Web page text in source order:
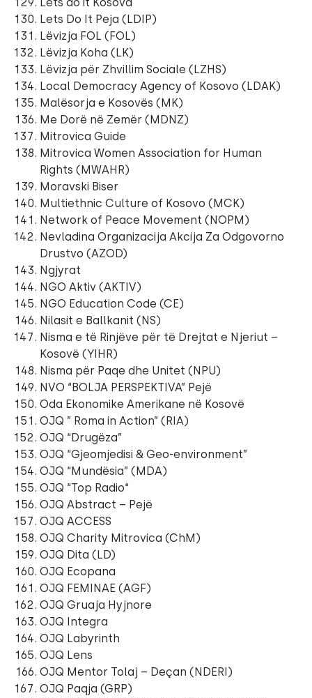
Lets Do It Peja (LDIP)
Lëvizja FOL (FOL)
Lëvizja Koha (LK)
Lëvizja për Zhvillim Sociale (LZHS)
Local Democracy Agency of Kosovo (LDAK)
Malësorja e Kosovës (MK)
Me Dorë në Zemër (MDNZ)
Mitrovica Guide
Mitrovica Women Association for Human
Rights (MWAHR)
Moravski Biser
Multiethnic Culture of Kosovo (MCK)
Network of Peace Movement (NOPM)
Nevladina Organizacija Akcija Za Odgovorno
Drustvo (AZOD)
Ngjyrat
NGO Aktiv (AKTIV)
NGO Education Code (CE)
Nilasit e Ballkanit (NS)
Nisma e të Rinjëve për të Drejtat e Njeriut –
Kosovë (YIHR)
Nisma për Paqe dhe Unitet (NPU)
NVO “BOLJA PERSPEKTIVA” Pejë
Oda Ekonomike Amerikane në Kosovë
OJQ ” Roma in Action” (RIA)
OJQ “Drugëza”
OJQ “Gjeomjedisi & Geo-environment”
OJQ “Mundësia” (MDA)
OJQ “Top Radio“
OJQ Abstract – Pejë
OJQ ACCESS
OJQ Charity Mitrovica (ChM)
OJQ Dita (LD)
OJQ Ecopana
OJQ FEMINAE (AGF)
OJQ Gruaja Hyjnore
OJQ Integra
OJQ Labyrinth
OJQ Lens
OJQ Mentor Tolaj – Deçan (NDERI)
OJQ Paqja (GRP)